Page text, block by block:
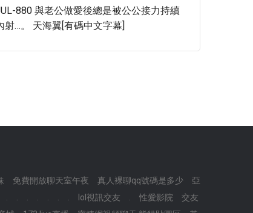
880 與老公做愛後總是被公公接力持續
射…。 天海翼[有碼中文字幕]
免費開放聊天室午夜 真人裸聊qq號碼是多少
亞
lol視訊交友 性愛影院
交友